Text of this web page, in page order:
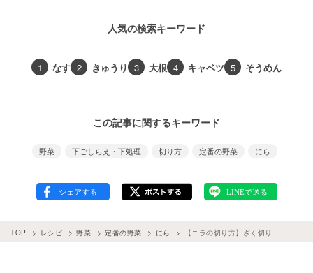
人気の検索キーワード
1 なす 2 きゅうり 3 大根 4 キャベツ 5 そうめん
この記事に関するキーワード
野菜 下ごしらえ・下処理 切り方 定番の野菜 にら
TOP レシピ 野菜 定番の野菜 にら 【ニラの切り方】ざく切り